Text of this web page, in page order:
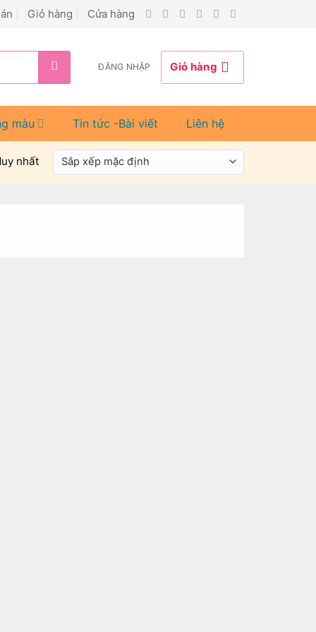
Giỏ hàng Cửa hàng
ĐĂNG NHẬP Giỏ hàng
màu Tin tức -Bài viết Liên hệ
nhất